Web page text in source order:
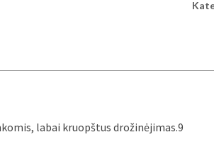
labai kruopštus drožinėjimas.9